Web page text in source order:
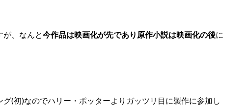
が、なんと今作品は映画化が先であり原作小説は映画化の後に
(初)なのでハリー・ポッターよりガッツリ目に製作に参加し